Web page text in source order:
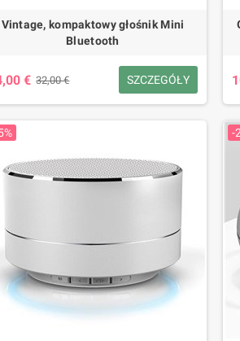
Vintage, kompaktowy głośnik Mini
Bluetooth
€ 32,00 € SZCZEGÓŁY
-